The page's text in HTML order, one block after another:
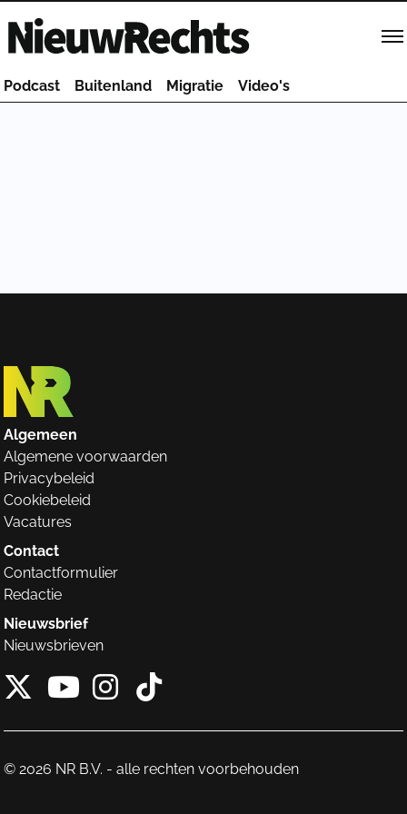
Homepage van NieuwRechts
Podcast Buitenland Migratie Video's
Algemeen
Algemene voorwaarden
Privacybeleid
Cookiebeleid
Vacatures
Contact
Contactformulier
Redactie
Nieuwsbrief
Nieuwsbrieven
X van NieuwRechts
Instagram van
Tiktok van
© 2026 NR B.V. - alle rechten voorbehouden